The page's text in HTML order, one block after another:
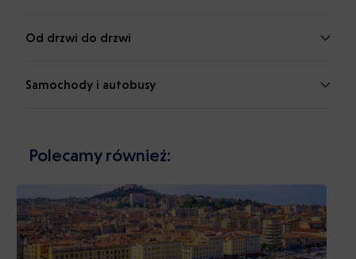
Od drzwi do drzwi
Samochody i autobusy
Polecamy również: